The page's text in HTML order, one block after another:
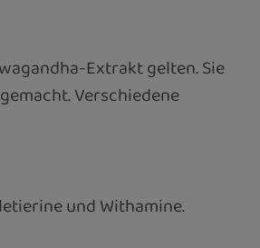
Extrakt gelten. Sie
Verschiedene
und Withamine.